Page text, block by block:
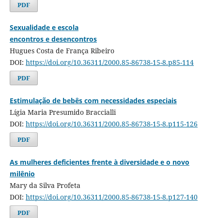
PDF
Sexualidade e escola
encontros e desencontros
Hugues Costa de França Ribeiro
DOI: https://doi.org/10.36311/2000.85-86738-15-8.p85-114
PDF
Estimulação de bebês com necessidades especiais
Lígia Maria Presumido Braccialli
DOI: https://doi.org/10.36311/2000.85-86738-15-8.p115-126
PDF
As mulheres deficientes frente à diversidade e o novo
milênio
Mary da Silva Profeta
DOI: https://doi.org/10.36311/2000.85-86738-15-8.p127-140
PDF